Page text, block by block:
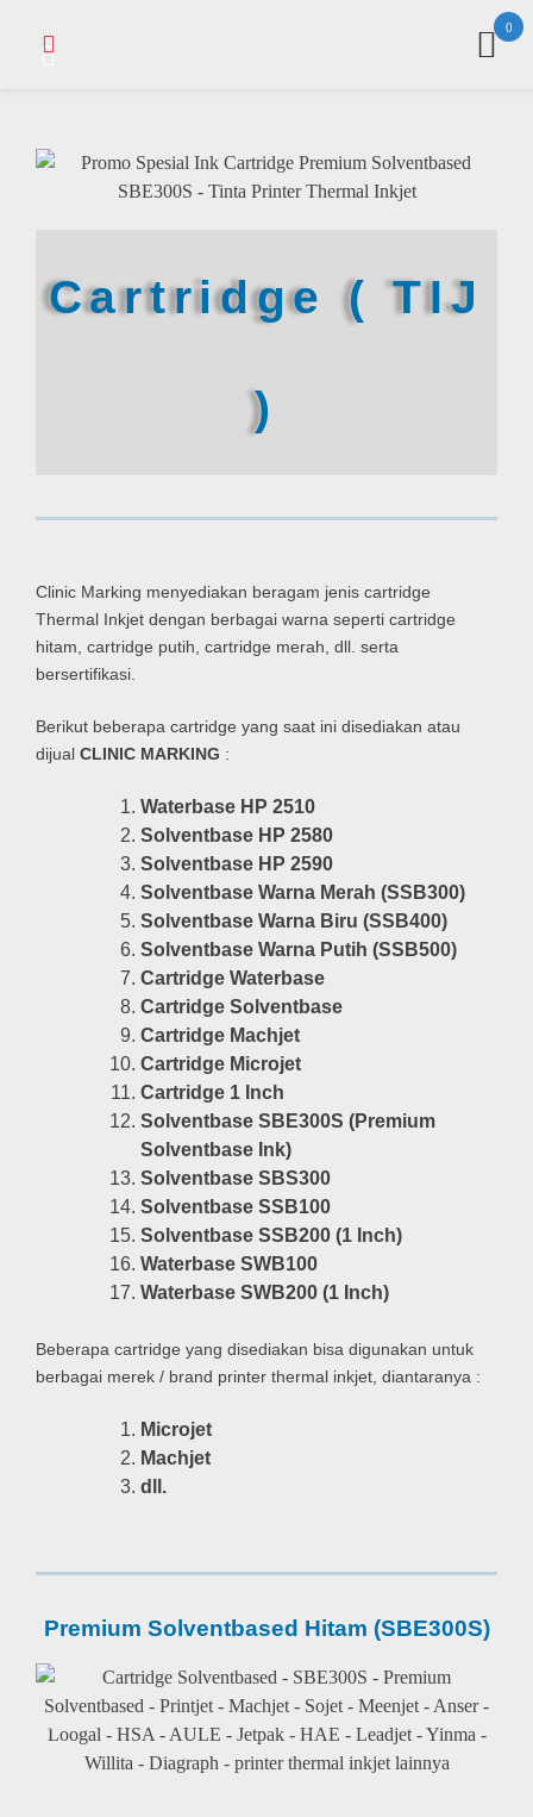
0
Cartridge ( TIJ
)
Clinic Marking menyediakan beragam jenis cartridge
Thermal Inkjet dengan berbagai warna seperti cartridge
hitam, cartridge putih, cartridge merah, dll. serta
bersertifikasi.
Berikut beberapa cartridge yang saat ini disediakan atau
dijual CLINIC MARKING :
Waterbase HP 2510
Solventbase HP 2580
Solventbase HP 2590
Solventbase Warna Merah (SSB300)
Solventbase Warna Biru (SSB400)
Solventbase Warna Putih (SSB500)
Cartridge Waterbase
Cartridge Solventbase
Cartridge Machjet
Cartridge Microjet
Cartridge 1 Inch
Solventbase SBE300S (Premium
Solventbase Ink)
Solventbase SBS300
Solventbase SSB100
Solventbase SSB200 (1 Inch)
Waterbase SWB100
Waterbase SWB200 (1 Inch)
Beberapa cartridge yang disediakan bisa digunakan untuk
berbagai merek / brand printer thermal inkjet, diantaranya :
Microjet
Machjet
dll.
Premium Solventbased Hitam (SBE300S)